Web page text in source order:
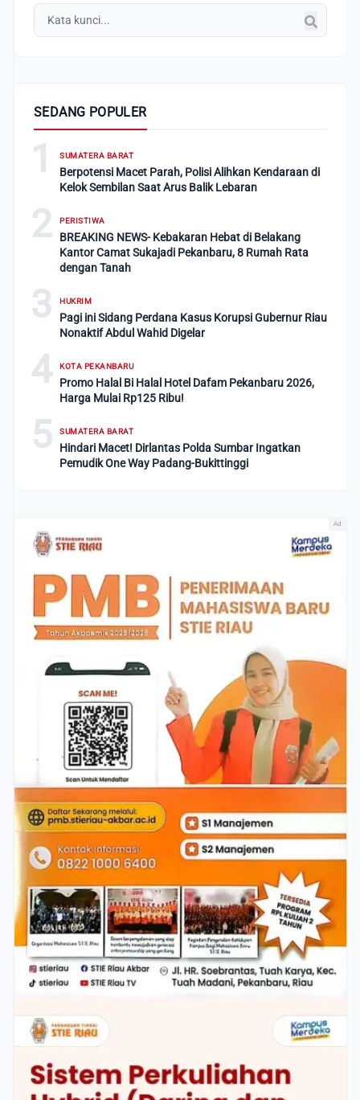
SEDANG POPULER
1 SUMATERA BARAT
Berpotensi Macet Parah, Polisi Alihkan Kendaraan di
Kelok Sembilan Saat Arus Balik Lebaran
2 PERISTIWA
BREAKING NEWS- Kebakaran Hebat di Belakang
Kantor Camat Sukajadi Pekanbaru, 8 Rumah Rata
dengan Tanah
3 HUKRIM
Pagi ini Sidang Perdana Kasus Korupsi Gubernur Riau
Nonaktif Abdul Wahid Digelar
4 KOTA PEKANBARU
Promo Halal Bi Halal Hotel Dafam Pekanbaru 2026,
Harga Mulai Rp125 Ribu!
5 SUMATERA BARAT
Hindari Macet! Dirlantas Polda Sumbar Ingatkan
Pemudik One Way Padang-Bukittinggi
Ad